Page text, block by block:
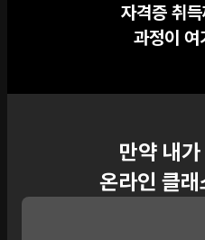
자격증 취
과정이 여
만약 내
온라인 클래